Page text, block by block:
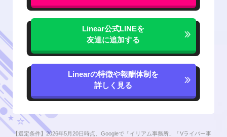
Linear公式LINEを
友達に追加する
Linearの特徴や報酬体制を
詳しく見る
【選定条件】2026年5月20日時点、Googleで「イリアム事務所」「Vライバー事